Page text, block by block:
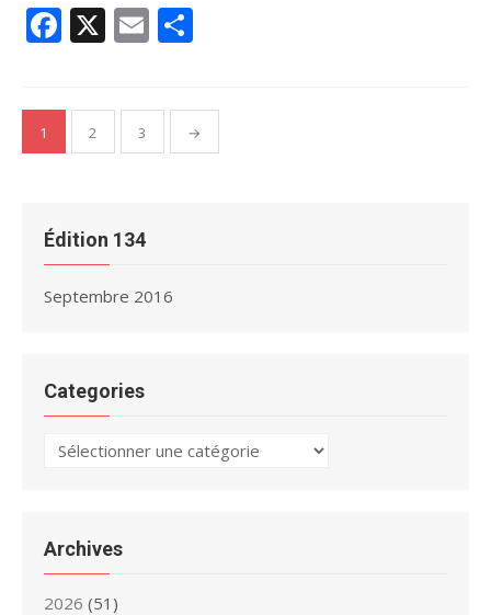
Facebook
X Email
Pagination
des
1 2 3 →
Édition 134
Septembre 2016
Categories
Categories
Archives
2026 (51)